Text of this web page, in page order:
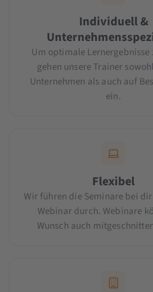
Individuell &
Um optimale Lernergebnisse
gehen unsere Trainer
Unternehmen als auch auf
ein.
Flexibel
Wir führen die Seminare bei
Webinar durch. Webinare
Wunsch auch